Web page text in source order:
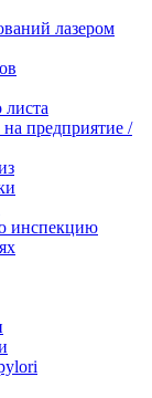
лазером
предприятие /
инспекцию